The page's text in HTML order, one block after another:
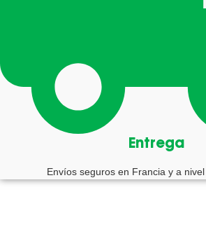
Entrega
Envíos seguros en Francia y a nivel